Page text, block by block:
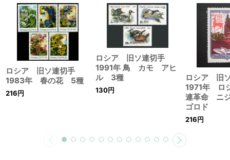
ロシア 旧ソ連切手
1983年 春の花 5種
216円
ロシア 旧ソ連切手
1991年 鳥 カモ アヒ
ル 3種
130円
ロシア 旧
1971年 ロ
連革命 ニ
ゴロド
216円